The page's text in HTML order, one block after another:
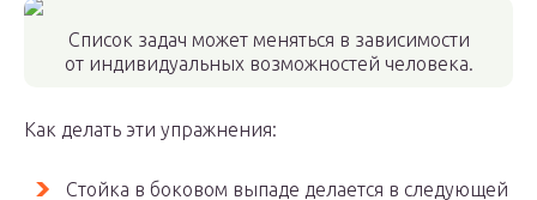
Список задач может меняться в зависимости
от индивидуальных возможностей человека.
Как делать эти упражнения:
Стойка в боковом выпаде делается в следующей